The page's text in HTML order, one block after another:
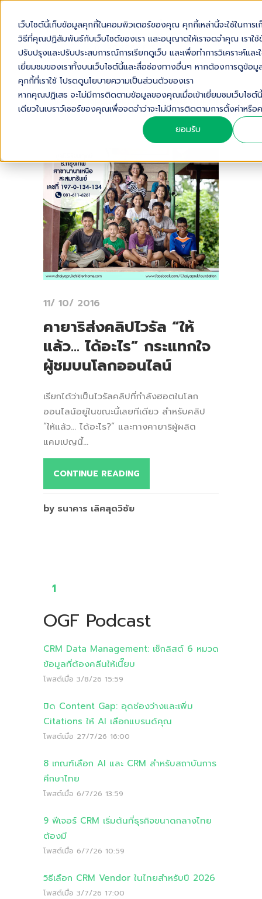
เว็บไซต์นี้เก็บข้อมูลคุกกี้ในคอมพิวเตอร์ของคุณ คุกกี้เหล่านี้จะใช้ในการ
วิธีที่คุณปฏิสัมพันธ์กับเว็บไซต์ของเรา และอนุญาตให้เราจดจำคุณ เราใ
ปรับปรุงและปรับประสบการณ์การเรียกดูเว็บ และเพื่อทำการวิเคราะห์แล
เยี่ยมชมของเราทั้งบนเว็บไซต์นี้และสื่อช่องทางอื่นๆ หากต้องการดูข้อมู
คุกกี้ที่เราใช้ โปรดดูนโยบายความเป็นส่วนตัวของเรา
หากคุณปฏิเสธ จะไม่มีการติดตามข้อมูลของคุณเมื่อเข้าเยี่ยมชมเว็บไซต์
เดียวในเบราว์เซอร์ของคุณเพื่อจดจำว่าจะไม่มีการติดตามการตั้งค่าหรื
ยอมรับ
11/ 10/ 2016
คายาริส่งคลิปไวรัล “ให้
แล้ว… ได้อะไร” กระแทกใจ
ผู้ชมบนโลกออนไลน์
เรียกได้ว่าเป็นไวรัลคลิปที่กำลังฮอตในโลก
ออนไลน์อยู่ในขณะนี้เลยทีเดียว สำหรับคลิป
“ให้แล้ว… ได้อะไร?” และทางคายาริผู้ผลิต
แคมเปญนี้...
CONTINUE READING
by ธนาคาร เลิศสุดวิชัย
1
OGF Podcast
CRM Data Management: เช็กลิสต์ 6 หมวด
ข้อมูลที่ต้องคลีนให้เนี๊ยบ
โพสต์เมื่อ 3/8/26 15:59
ปิด Content Gap: อุดช่องว่างและเพิ่ม
Citations ให้ AI เลือกแบรนด์คุณ
โพสต์เมื่อ 27/7/26 16:00
8 เกณฑ์เลือก AI และ CRM สำหรับสถาบันการ
ศึกษาไทย
โพสต์เมื่อ 6/7/26 13:59
9 ฟีเจอร์ CRM เริ่มต้นที่ธุรกิจขนาดกลางไทย
ต้องมี
โพสต์เมื่อ 6/7/26 10:59
วิธีเลือก CRM Vendor ในไทยสำหรับปี 2026
โพสต์เมื่อ 3/7/26 17:00